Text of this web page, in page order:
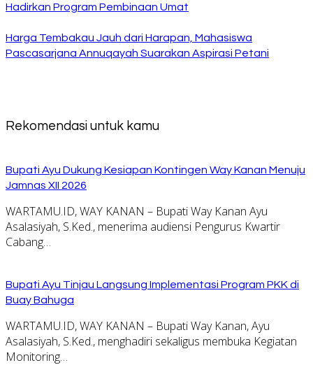
Hadirkan Program Pembinaan Umat
Harga Tembakau Jauh dari Harapan, Mahasiswa
Pascasarjana Annuqayah Suarakan Aspirasi Petani
Rekomendasi untuk kamu
Bupati Ayu Dukung Kesiapan Kontingen Way Kanan Menuju
Jamnas XII 2026
WARTAMU.ID, WAY KANAN – Bupati Way Kanan Ayu
Asalasiyah, S.Ked., menerima audiensi Pengurus Kwartir
Cabang…
Bupati Ayu Tinjau Langsung Implementasi Program PKK di
Buay Bahuga
WARTAMU.ID, WAY KANAN – Bupati Way Kanan, Ayu
Asalasiyah, S.Ked., menghadiri sekaligus membuka Kegiatan
Monitoring…